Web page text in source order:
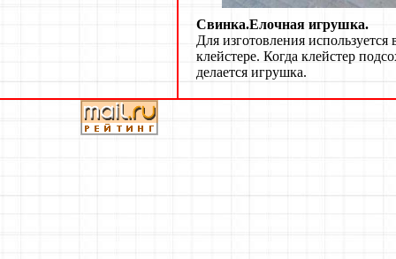
Свинка.Елочная игрушка.
Для изготовления
клейстере. Когда клейстер
делается игрушка.